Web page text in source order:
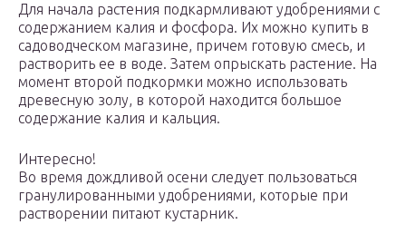
Для начала растения подкармливают удобрениями с
содержанием калия и фосфора. Их можно купить в
садоводческом магазине, причем готовую смесь, и
растворить ее в воде. Затем опрыскать растение. На
момент второй подкормки можно использовать
древесную золу, в которой находится большое
содержание калия и кальция.
Интересно!
Во время дождливой осени следует пользоваться
гранулированными удобрениями, которые при
растворении питают кустарник.